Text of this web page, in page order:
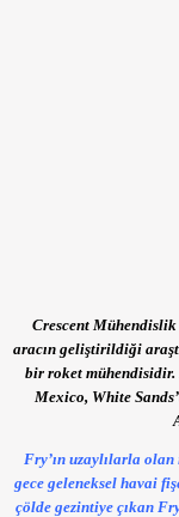
Crescent
aracın geliştirildiği
bir roket mühendisidir.
Mexico, White
Fry’ın uzaylılarla olan
gece geleneksel havai
çölde gezintiye çıkan